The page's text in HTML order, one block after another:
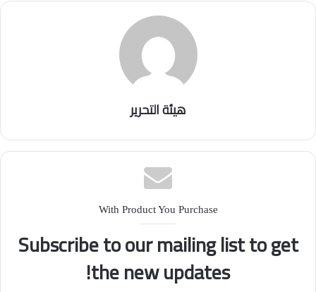
هيئة التحرير
With Product You Purchase
Subscribe to our mailing list to get
the new updates!